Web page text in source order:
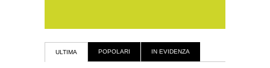
ULTIMA POPOLARI IN EVIDENZA